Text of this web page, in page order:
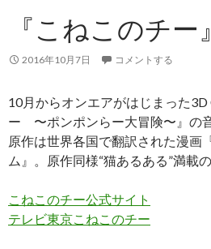
『こねこのチー
2016年10月7日 コメントする
10月からオンエアがはじまった
ー 〜ポンポンらー大冒険〜』の
原作は世界各国で翻訳された漫画
ム』。原作同様“猫あるある”満載
こねこのチー公式サイト
テレビ東京こねこのチー